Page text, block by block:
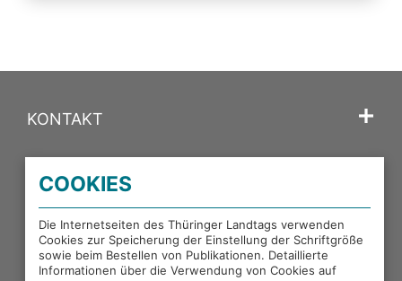
KONTAKT
PORTALE DES THÜRINGER LANDTAGS
EXTERNE LINKS
COOKIES
Die Internetseiten des Thüringer Landtags verwenden
Cookies zur Speicherung der Einstellung der Schriftgröße
sowie beim Bestellen von Publikationen. Detaillierte
Informationen über die Verwendung von Cookies auf